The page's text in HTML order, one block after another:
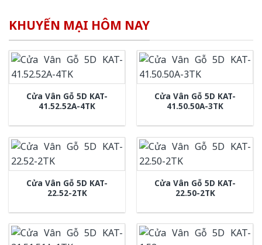
KHUYẾN MẠI HÔM NAY
Cửa Vân Gỗ 5D KAT-
41.52.52A-4TK
Cửa Vân Gỗ 5D KAT-
41.50.50A-3TK
Cửa Vân Gỗ 5D KAT-
22.52-2TK
Cửa Vân Gỗ 5D KAT-
22.50-2TK